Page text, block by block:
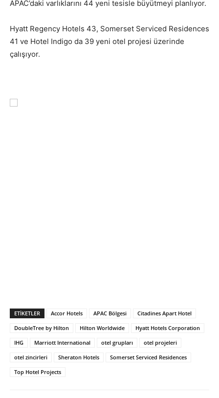
APAC’daki varlıklarını 44 yeni tesisle büyütmeyi planlıyor.
Hyatt Regency Hotels 43, Somerset Serviced Residences
41 ve Hotel Indigo da 39 yeni otel projesi üzerinde
çalışıyor.
ETIKETLER Accor Hotels APAC Bölgesi
Citadines Apart Hotel
DoubleTree by Hilton
Hilton Worldwide
Hyatt Hotels Corporation
IHG
Marriott International otel grupları
otel projeleri
otel zincirleri
Sheraton Hotels
Somerset Serviced Residences
Top Hotel Projects